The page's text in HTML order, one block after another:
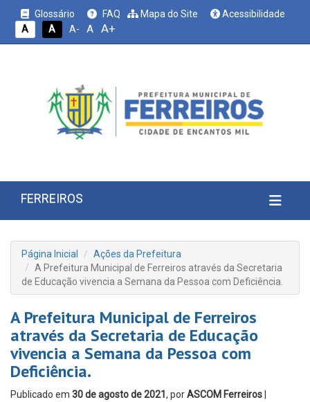
Glossário FAQ Mapa do Site
Acessibilidade
A
A A- A A+
FERREIROS
Página Inicial
Ações da Prefeitura
A Prefeitura Municipal de Ferreiros através da Secretaria
de Educação vivencia a Semana da Pessoa com Deficiência.
A Prefeitura Municipal de Ferreiros
através da Secretaria de Educação
vivencia a Semana da Pessoa com
Deficiência.
Publicado em 30 de agosto de 2021 , porASCOM Ferreiros